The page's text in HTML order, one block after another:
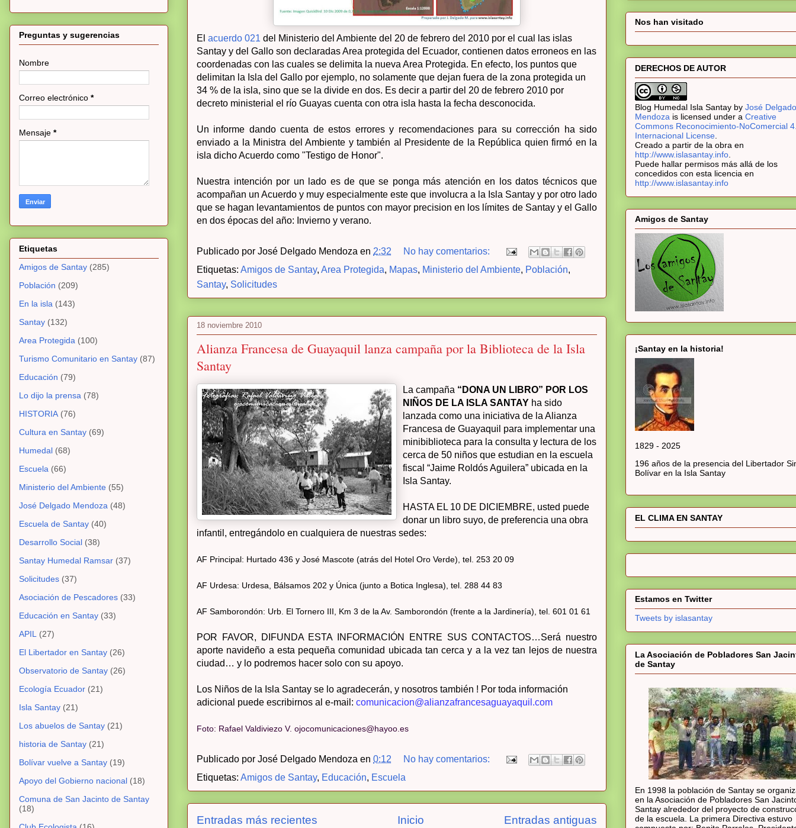
El acuerdo 021 del Ministerio del Ambiente del 20 de febrero del 2010 por el cual las islas
Santay y del Gallo son declaradas Area protegida del Ecuador, contienen datos erroneos en las
coordenadas con las cuales se delimita la nueva Area Protegida. En efecto, los puntos que
delimitan la Isla del Gallo por ejemplo, no solamente que dejan fuera de la zona protegida un
34 % de la isla, sino que se la divide en dos. Es decir a partir del 20 de febrero 2010 por
decreto ministerial el río Guayas cuenta con otra isla hasta la fecha desconocida.
Un informe dando cuenta de estos errores y recomendaciones para su corrección ha sido
enviado a la Ministra del Ambiente y también al Presidente de la República quien firmó en la
isla dicho Acuerdo como "Testigo de Honor".
Nuestra intención por un lado es de que se ponga más atención en los datos técnicos que
acompañan un Acuerdo y muy especialmente este que involucra a la Isla Santay y por otro lado
que se hagan levantamientos de puntos con mayor precision en los límites de Santay y el Gallo
en dos épocas del año: Invierno y verano.
Publicado por José Delgado Mendoza en 2:32
No hay comentarios:
Etiquetas: Amigos de Santay, Area Protegida, Mapas, Ministerio del Ambiente, Población,
Santay, Solicitudes
18 noviembre 2010
Alianza Francesa de Guayaquil lanza campaña por la Biblioteca de la Isla
Santay
La campaña “DONA UN LIBRO” POR LOS
NIÑOS DE LA ISLA SANTAY ha sido
lanzada como una iniciativa de la Alianza
Francesa de Guayaquil para implementar una
minibiblioteca para la consulta y lectura de los
cerca de 50 niños que estudian en la escuela
fiscal “Jaime Roldós Aguilera” ubicada en la
Isla Santay.
HASTA EL 10 DE DICIEMBRE, usted puede
donar un libro suyo, de preferencia una obra
infantil, entregándolo en cualquiera de nuestras sedes:
AF Principal: Hurtado 436 y José Mascote (atrás del Hotel Oro Verde), tel. 253 20 09
AF Urdesa: Urdesa, Bálsamos 202 y Única (junto a Botica Inglesa), tel. 288 44 83
AF Samborondón: Urb. El Tornero III, Km 3 de la Av. Samborondón (frente a la Jardinería), tel. 601 01 61
POR FAVOR, DIFUNDA ESTA INFORMACIÓN ENTRE SUS CONTACTOS…Será nuestro
aporte navideño a esta pequeña comunidad ubicada tan cerca y a la vez tan lejos de nuestra
ciudad… y lo podremos hacer solo con su apoyo.
Los Niños de la Isla Santay se lo agradecerán, y nosotros también ! Por toda información
adicional puede escribirnos al e-mail: comunicacion@alianzafrancesaguayaquil.com
Foto: Rafael Valdiviezo V. ojocomunicaciones@hayoo.es
Publicado por José Delgado Mendoza en 0:12
No hay comentarios:
Etiquetas: Amigos de Santay, Educación, Escuela
Entradas más recientes Entradas antiguas
Inicio
Preguntas y sugerencias
Nombre
Correo electrónico *
Mensaje *
Etiquetas
Amigos de Santay (285)
Población (209)
En la isla (143)
Santay (132)
Area Protegida (100)
Turismo Comunitario en Santay (87)
Educación (79)
Lo dijo la prensa (78)
HISTORIA (76)
Cultura en Santay (69)
Humedal (68)
Escuela (66)
Ministerio del Ambiente (55)
José Delgado Mendoza (48)
Escuela de Santay (40)
Desarrollo Social (38)
Santay Humedal Ramsar (37)
Solicitudes (37)
Asociación de Pescadores (33)
Educación en Santay (33)
APIL
(27)
El Libertador en Santay (26)
Observatorio de Santay (26)
Ecología Ecuador (21)
Isla Santay (21)
Los abuelos de Santay (21)
historia de Santay (21)
Bolívar vuelve a Santay (19)
Apoyo del Gobierno nacional (18)
Comuna de San Jacinto de Santay
(18)
Nos han visitado
DERECHOS DE AUTOR
Blog Humedal Isla Santay by José Delgado
Mendoza is licensed under a Creative
Commons Reconocimiento-NoComercial
Internacional License
Creado a partir de la obra en
http://www.islasantay.info
Puede hallar permisos más allá de los
concedidos con esta licencia en
http://www.islasantay.info
Amigos de Santay
¡Santay en la historia!
1829 - 2025
196 años de la presencia del Libertador
Bolívar en la Isla Santay
EL CLIMA EN SANTAY
Estamos en Twitter
Tweets by islasantay
La Asociación de Pobladores San
de Santay
En 1998 la población de Santay se
en la Asociación de Pobladores San
Santay alrededor del proyecto de
de la escuela. La primera Directiva estuvo